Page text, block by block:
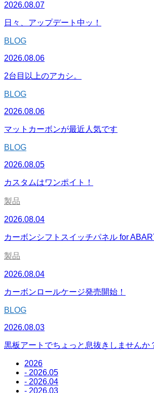
2026.08.07
日々、アップデート中ッ！
BLOG
2026.08.06
2台目以上のアカシ。
BLOG
2026.08.06
マットカーボンが最近人気です
BLOG
2026.08.05
カスタムはワンポイト！
製品
2026.08.04
カーボンシフトスイッチパネル for
製品
2026.08.04
カーボンロールケージ発売開始！
BLOG
2026.08.03
黒板アートでちょっと息抜きしませんか
2026
- 2026.05
- 2026.04
- 2026.03